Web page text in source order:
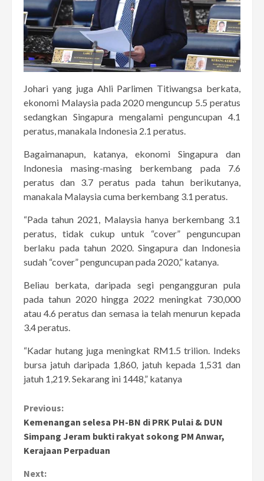
Johari yang juga Ahli Parlimen Titiwangsa berkata,
ekonomi Malaysia pada 2020 menguncup 5.5 peratus
sedangkan Singapura mengalami penguncupan 4.1
peratus, manakala Indonesia 2.1 peratus.
Bagaimanapun, katanya, ekonomi Singapura dan
Indonesia masing-masing berkembang pada 7.6
peratus dan 3.7 peratus pada tahun berikutanya,
manakala Malaysia cuma berkembang 3.1 peratus.
“Pada tahun 2021, Malaysia hanya berkembang 3.1
peratus, tidak cukup untuk “cover” penguncupan
berlaku pada tahun 2020. Singapura dan Indonesia
sudah “cover” penguncupan pada 2020,” katanya.
Beliau berkata, daripada segi pengangguran pula
pada tahun 2020 hingga 2022 meningkat 730,000
atau 4.6 peratus dan semasa ia telah menurun kepada
3.4 peratus.
“Kadar hutang juga meningkat RM1.5 trilion. Indeks
bursa jatuh daripada 1,860, jatuh kepada 1,531 dan
jatuh 1,219. Sekarang ini 1448,” katanya
Continue
Reading
Previous:
Kemenangan selesa PH-BN di PRK Pulai & DUN
Simpang Jeram bukti rakyat sokong PM Anwar,
Kerajaan Perpaduan
Next: